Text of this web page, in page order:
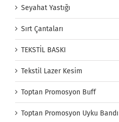
Seyahat Yastığı
Sırt Çantaları
TEKSTİL BASKI
Tekstil Lazer Kesim
Toptan Promosyon Buff
Toptan Promosyon Uyku Bandı